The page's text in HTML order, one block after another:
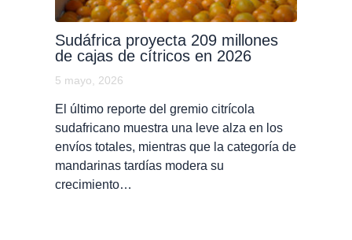
Sudáfrica proyecta 209 millones
de cajas de cítricos en 2026
5 mayo, 2026
El último reporte del gremio citrícola
sudafricano muestra una leve alza en los
envíos totales, mientras que la categoría de
mandarinas tardías modera su
crecimiento…